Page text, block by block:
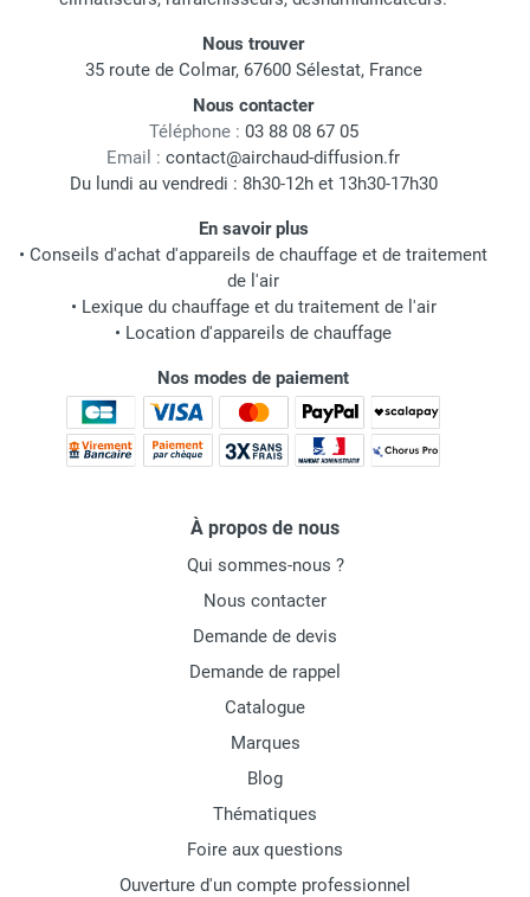
Nous trouver
35 route de Colmar, 67600 Sélestat, France
Nous contacter
Téléphone : 03 88 08 67 05
Email : contact@airchaud-diffusion.fr
Du lundi au vendredi : 8h30-12h et 13h30-17h30
En savoir plus
• Conseils d'achat d'appareils de chauffage et de traitement
de l'air
• Lexique du chauffage et du traitement de l'air
• Location d'appareils de chauffage
Nos modes de paiement
À propos de nous
Qui sommes-nous ?
Nous contacter
Demande de devis
Demande de rappel
Catalogue
Marques
Blog
Thématiques
Foire aux questions
Ouverture d'un compte professionnel